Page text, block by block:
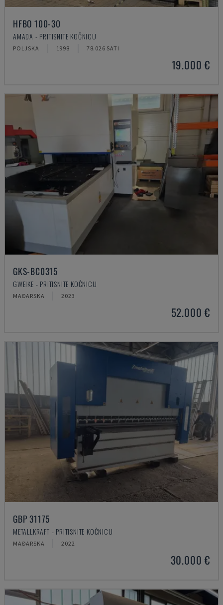
HFBO 100-30
AMADA - PRITISNITE KOČNICU
POLJSKA 1998 78.026 SATI
19.000 €
GKS-BC0315
GWEIKE - PRITISNITE KOČNICU
MAĐARSKA 2023
52.000 €
GBP 31175
METALLKRAFT - PRITISNITE KOČNICU
MAĐARSKA 2022
30.000 €